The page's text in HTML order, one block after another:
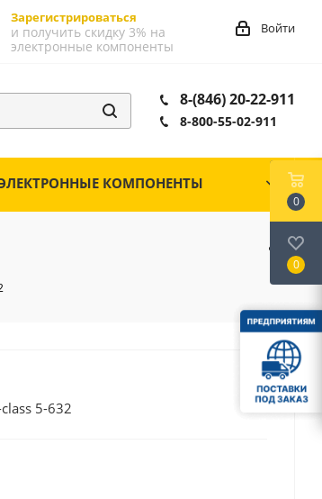
Зарегистрироваться
и получить скидку 3% на
электронные компоненты
Войти
8-(846) 20-22-911
8-800-55-02-911
КОМПОНЕНТЫ
5-632
0
0